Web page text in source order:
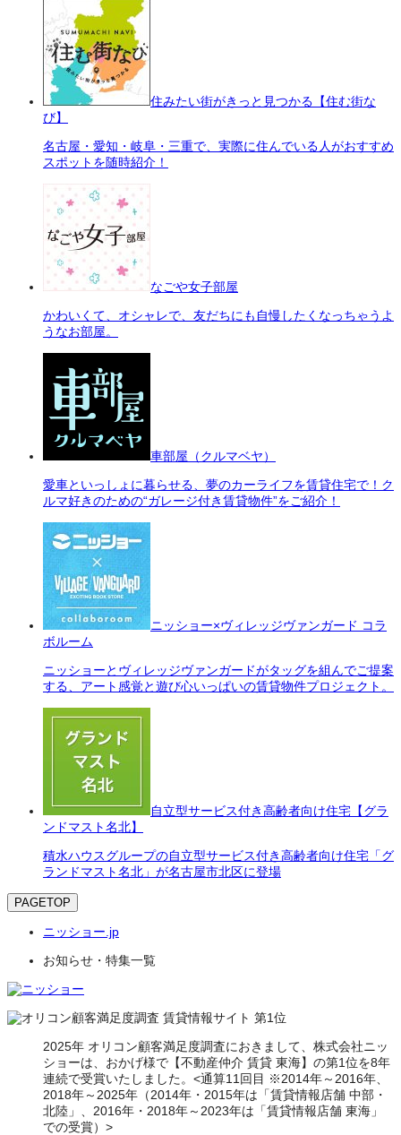
住みたい街がきっと見つかる【住む街な
び】
名古屋・愛知・岐阜・三重で、実際に住んでいる人がおすすめ
スポットを随時紹介！
なごや女子部屋
かわいくて、オシャレで、友だちにも自慢したくなっちゃうよ
うなお部屋。
車部屋（クルマベヤ）
愛車といっしょに暮らせる、夢のカーライフを賃貸住宅で！ク
ルマ好きのための“ガレージ付き賃貸物件”をご紹介！
ニッショー×ヴィレッジヴァンガード コラ
ボルーム
ニッショーとヴィレッジヴァンガードがタッグを組んでご提案
する、アート感覚と遊び心いっぱいの賃貸物件プロジェクト。
自立型サービス付き高齢者向け住宅【グラ
ンドマスト名北】
積水ハウスグループの自立型サービス付き高齢者向け住宅「グ
ランドマスト名北」が名古屋市北区に登場
PAGETOP
ニッショー.jp
お知らせ・特集一覧
2025年 オリコン顧客満足度調査におきまして、株式会社ニッ
ショーは、おかげ様で【不動産仲介 賃貸 東海】の第1位を8年
連続で受賞いたしました。<通算11回目 ※2014年～2016年、
2018年～2025年（2014年・2015年は「賃貸情報店舗 中部・
北陸」、2016年・2018年～2023年は「賃貸情報店舗 東海」
での受賞）>